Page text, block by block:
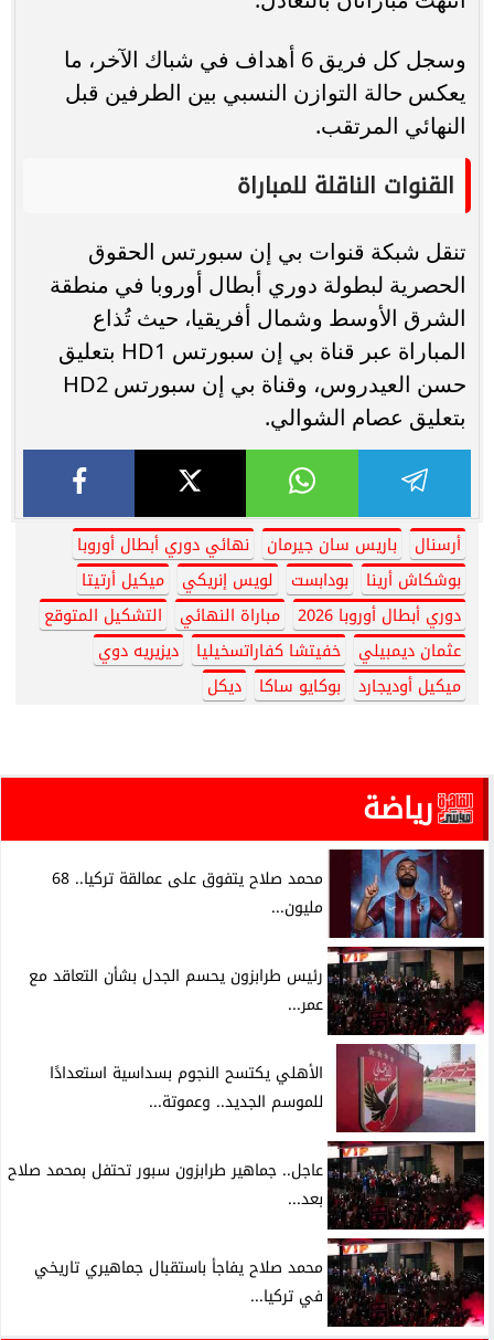
وسجل كل فريق 6 أهداف في شباك الآخر، ما
يعكس حالة التوازن النسبي بين الطرفين قبل
النهائي المرتقب.
القنوات الناقلة للمباراة
تنقل شبكة قنوات بي إن سبورتس الحقوق
الحصرية لبطولة دوري أبطال أوروبا في منطقة
الشرق الأوسط وشمال أفريقيا، حيث تُذاع
المباراة عبر قناة بي إن سبورتس HD1 بتعليق
حسن العيدروس، وقناة بي إن سبورتس HD2
بتعليق عصام الشوالي.
أرسنال باريس سان جيرمان
نهائي دوري أبطال أوروبا
بوشكاش أرينا
بودابست لويس إنريكي
ميكيل أرتيتا
دوري أبطال أوروبا 2026
مباراة النهائي
التشكيل المتوقع
عثمان ديمبيلي
خفيتشا كفاراتسخيليا
ديزيريه دوي
ميكيل أوديجارد
بوكايو ساكا ديكل
رياضة
محمد صلاح يتفوق على عمالقة تركيا.. 68
مليون...
رئيس طرابزون يحسم الجدل بشأن التعاقد مع
عمر...
الأهلي يكتسح النجوم بسداسية استعدادًا
للموسم الجديد.. وعموتة...
عاجل.. جماهير طرابزون سبور تحتفل بمحمد صلاح
بعد...
محمد صلاح يفاجأ باستقبال جماهيري تاريخي
في تركيا...